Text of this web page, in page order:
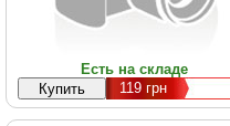
Есть на складе
119 грн